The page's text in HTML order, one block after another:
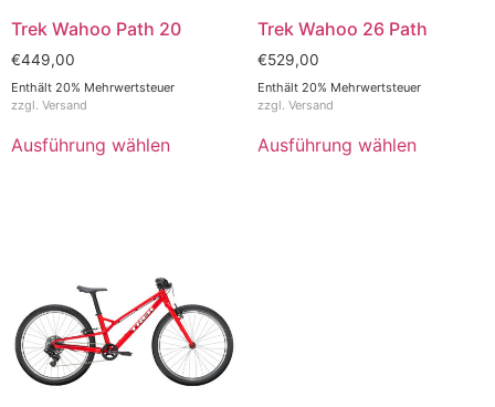
Trek Wahoo Path 20
€449,00
Enthält 20% Mehrwertsteuer
zzgl. Versand
Ausführung wählen
Trek Wahoo 26 Path
€529,00
Enthält 20% Mehrwertsteuer
zzgl. Versand
Ausführung wählen